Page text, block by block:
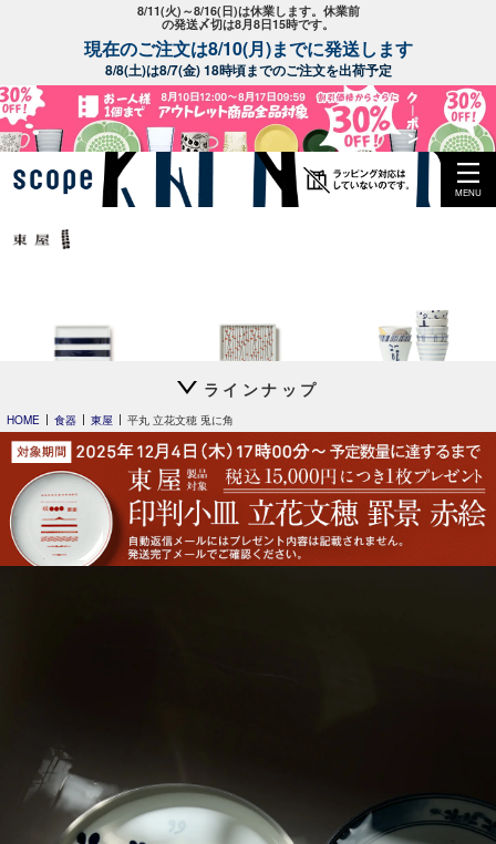
8/11(火)～8/16(日)は休業します。休業前
の発送〆切は8月8日15時です。
現在のご注文は8/10(月)までに発送します
8/8(土)は8/7(金) 18時頃までのご注文を出荷予定
MENU
スキー01
平長 石本藤雄
干し柿・田田道・野道
猪口
丑年 うし うし うし
ラインナップ
HOME 食器 東屋 平丸 立花文穂 兎に角